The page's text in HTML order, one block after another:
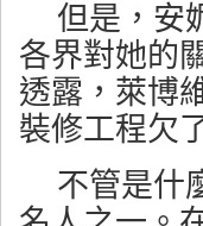
但是，安
各界對她的
透露，萊博
裝修工程欠
不管是什